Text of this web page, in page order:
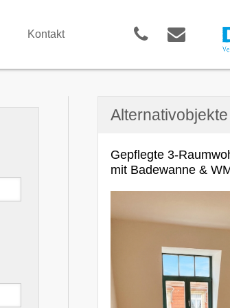
Kontakt
Alternativobjekte
Gepflegte 3-
mit Badewanne &